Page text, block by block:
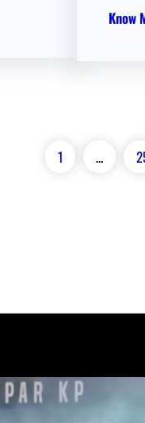
Know
1 …